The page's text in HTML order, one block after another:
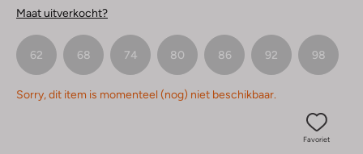
Maat uitverkocht?
62 68 74 80 86 92 98
Sorry, dit item is momenteel (nog) niet beschikbaar.
Favoriet